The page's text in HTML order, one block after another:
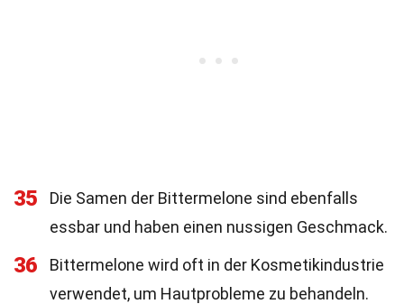
35
Die Samen der Bittermelone sind ebenfalls
essbar und haben einen nussigen Geschmack.
36
Bittermelone wird oft in der Kosmetikindustrie
verwendet, um Hautprobleme zu behandeln.